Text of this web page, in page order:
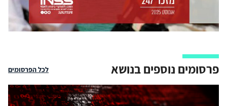
פרסומים נוספים בנושא לכל הפרסומים